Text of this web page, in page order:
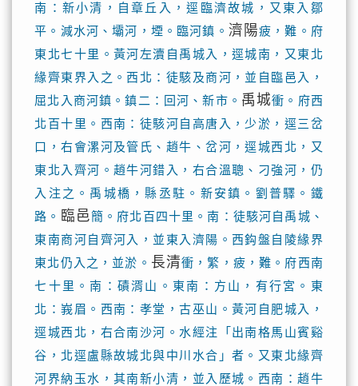
南：新小清，自章丘入，逕臨濟故城，又東入鄒
平。減水河、壩河，堙。臨河鎮。 濟陽疲，難。府
東北七十里。黃河左瀆自禹城入，逕城南，又東北
緣齊東界入之。西北：徒駭及商河，並自臨邑入，
屈北入商河鎮。鎮二：回河、新市。 禹城衝。府西
北百十里。西南：徒駭河自高唐入，少淤，逕三岔
口，右會漯河及管氏、趙牛、岔河，逕城西北，又
東北入齊河。趙牛河錯入，右合溫聰、刁強河，仍
入注之。禹城橋，縣丞駐。新安鎮。劉普驛。鐵
路。 臨邑簡。府北百四十里。南：徒駭河自禹城、
東南商河自齊河入，並東入濟陽。西鈎盤自陵緣界
東北仍入之，並淤。 長清衝，繁，疲，難。府西南
七十里。南：磧湑山。東南：方山，有行宮。東
北：峩眉。西南：孝堂，古巫山。黃河自肥城入，
逕城西北，右合南沙河。水經注「出南格馬山賓谿
谷，北逕盧縣故城北與中川水合」者。又東北緣齊
河界納玉水，其南新小清，並入歷城。西南：趙牛